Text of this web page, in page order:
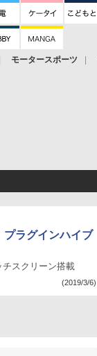
モータースポーツ
プラグインハイブ
スクリーン搭載
(2019/3/6)